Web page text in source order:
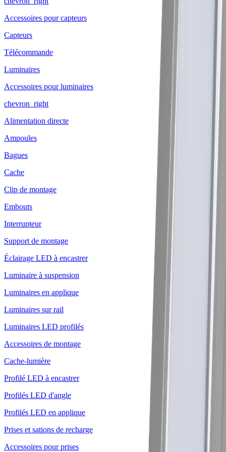
Accessoires pour capteurs
Capteurs
Télécommande
Luminaires
Accessoires pour luminaires
chevron_right
Alimentation directe
Ampoules
Bagues
Cache
Clip de montage
Embouts
Interrupteur
Support de montage
Éclairage LED à encastrer
Luminaire à suspension
Luminaires en applique
Luminaires sur rail
Luminaires LED profilés
Accessoires de montage
Cache-lumière
Profilé LED à encastrer
Profilés LED d'angle
Profilés LED en applique
Prises et sations de recharge
Accessoires pour prises